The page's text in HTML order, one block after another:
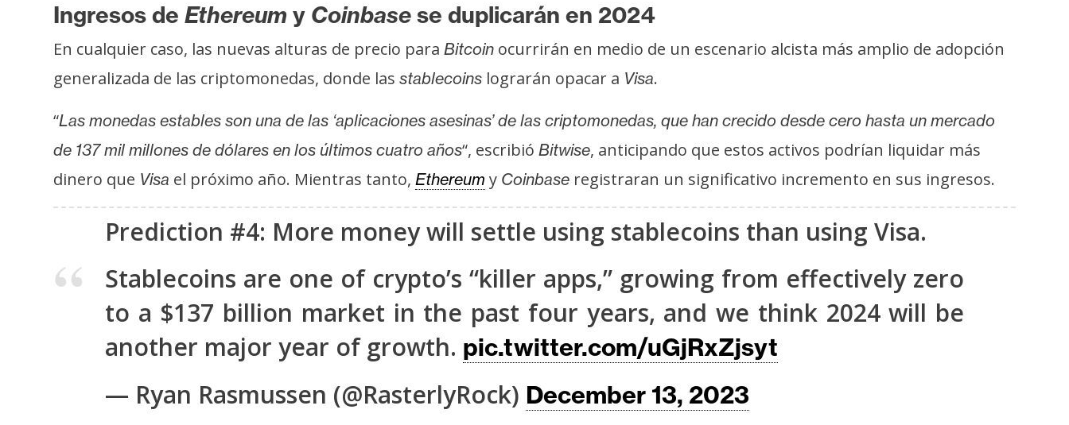
i
d
a
d
Ingresos de Ethereum y Coinbase se duplicarán en 2024
En cualquier caso, las nuevas alturas de precio para Bitcoin ocurrirán en medio de un escenario alcista más amplio de adopción
generalizada de las criptomonedas, donde las stablecoins lograrán opacar a Visa.
“Las monedas estables son una de las ‘aplicaciones asesinas’ de las criptomonedas, que han crecido desde cero hasta un mercado
de 137 mil millones de dólares en los últimos cuatro años“, escribió Bitwise, anticipando que estos activos podrían liquidar más
dinero que Visa el próximo año. Mientras tanto, Ethereum y Coinbase registraran un significativo incremento en sus ingresos.
Prediction #4: More money will settle using stablecoins than using Visa.
Stablecoins are one of crypto’s “killer apps,” growing from effectively zero
to a $137 billion market in the past four years, and we think 2024 will be
another major year of growth. pic.twitter.com/uGjRxZjsyt
— Ryan Rasmussen (@RasterlyRock) December 13, 2023